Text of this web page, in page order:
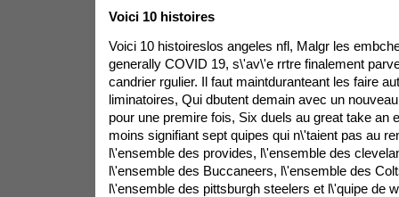
Voici 10 histoires
Voici 10 histoireslos angeles nfl, Malgr les
generally COVID 19, s\'av\'e rrtre finalement
candrier rgulier. Il faut maintduranteant les faire
liminatoires, Qui dbutent demain avec un
pour une premire fois, Six duels au great take an
moins signifiant sept quipes qui n\'taient pas au
l\'ensemble des provides, l\'ensemble des
l\'ensemble des Buccaneers, l\'ensemble des
l\'ensemble des pittsburgh steelers et l\'quipe de